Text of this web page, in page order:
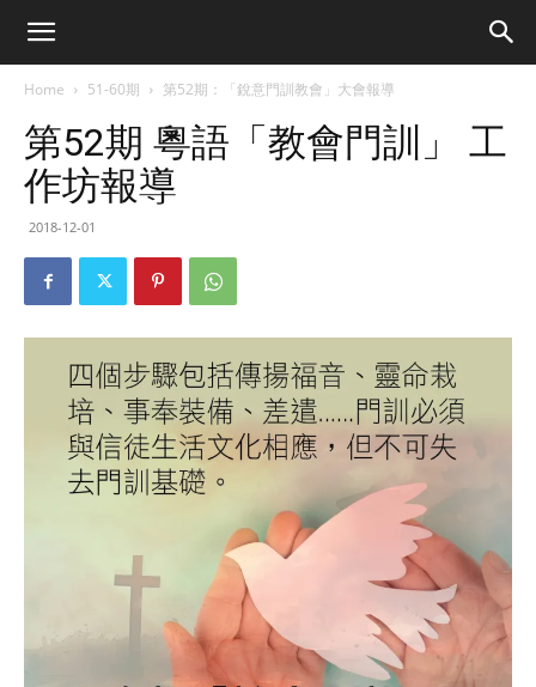
Home 51-60期 第52期：「銳意門訓教會」大會報導
第52期 粵語「教會門訓」 工
作坊報導
2018-12-01